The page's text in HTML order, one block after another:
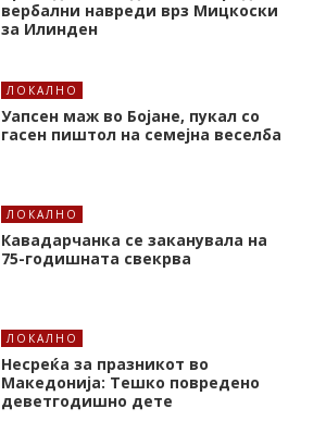
вербални навреди врз Мицкоски
за Илинден
ЛОКАЛНО
Уапсен маж во Бојане, пукал со
гасен пиштол на семејна веселба
ЛОКАЛНО
Кавадарчанка се заканувала на
75-годишната свекрва
ЛОКАЛНО
Несреќа за празникот во
Македонија: Тешко повредено
деветгодишно дете